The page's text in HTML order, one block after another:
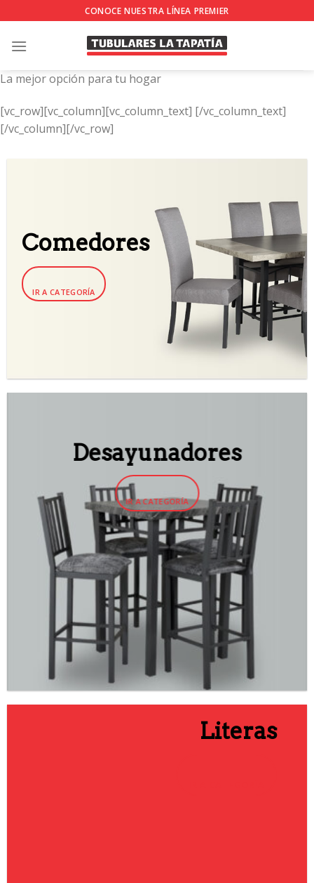
to
content
CONOCE NUESTRA LÍNEA PREMIER
La mejor opción para tu hogar
[vc_row][vc_column][vc_column_text] [/vc_column_text]
[/vc_column][/vc_row]
Comedores
IR A CATEGORÍA
Desayunadores
IR A CATEGORÍA
Literas